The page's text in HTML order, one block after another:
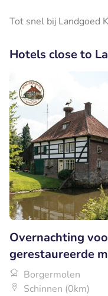
Tot snel bij Landgoed
Hotels close to
Overnachting
gerestaureerde
Borgermolen
Schinnen (0km)